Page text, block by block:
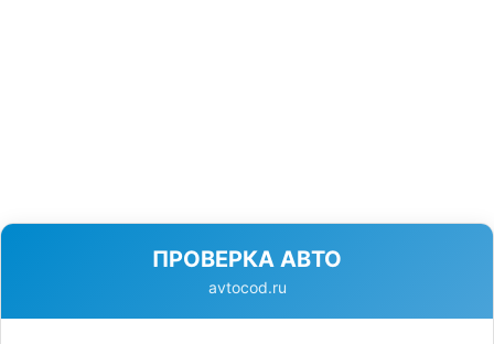
ПРОВЕРКА АВТО
avtocod.ru